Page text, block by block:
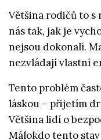
Většina rodičů to s
nás tak, jak je
nejsou dokonalí.
nezvládají vlastní
Tento problém
láskou – přijetím
Většina lidí o
Málokdo tento